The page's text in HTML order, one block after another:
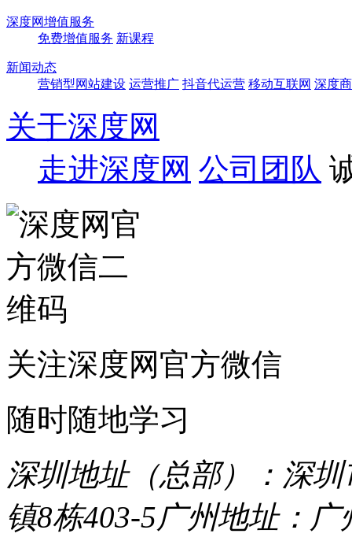
深度网增值服务
免费增值服务 新课程
新闻动态
营销型网站建设 运营推广 抖音代运营 移动互联网 深度
关于深度网
走进深度网 公司团队
关注深度网官方微信
随时随地学习
深圳地址（总部）：深
镇8栋403-5广州地址：